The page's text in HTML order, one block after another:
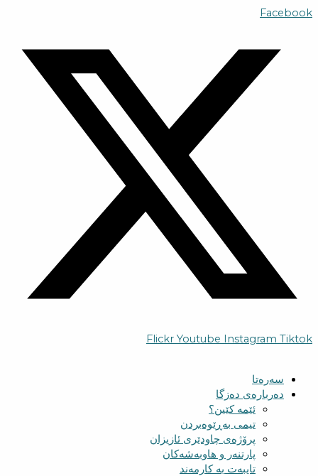
Skip
to
Facebook
Flickr Youtube Instagram Tiktok
سەرەتا
دەربارەی دەزگا
ئێمە کێین؟
تیمی بەڕێوەبردن
پرۆژەی چاودێری ئازیزان
پارتنەر و هاوبەشەکان
تایبەت بە کارمەند